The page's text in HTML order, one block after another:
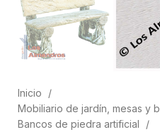
Inicio
Mobiliario de jardín, mesas y
Bancos de piedra artificial